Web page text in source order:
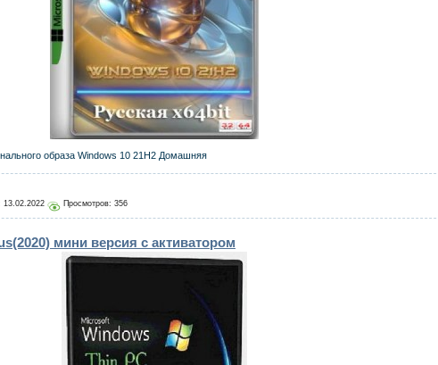
образа Windows 10 21H2 Домашняя
13.02.2022 Просмотров: 356
мини версия с активатором